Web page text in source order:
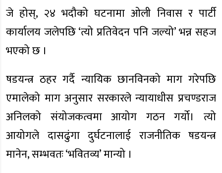
जे होस्, २४ भदौको घटनामा ओली निवास र पार्टी
कार्यालय जलेपछि ‘त्यो प्रतिवेदन पनि जल्यो’ भन्न सहज
भएको छ ।
षडयन्त्र ठहर गर्दै न्यायिक छानविनको माग गरेपछि
एमालेको माग अनुसार सरकारले न्यायाधीस प्रचण्डराज
अनिलको संयोजकत्वमा आयोग गठन गर्यो। त्यो
आयोगले दासढुंगा दुर्घटनालाई राजनीतिक षडयन्त्र
मानेन, सम्भवतः ‘भवितव्य’ मान्यो ।